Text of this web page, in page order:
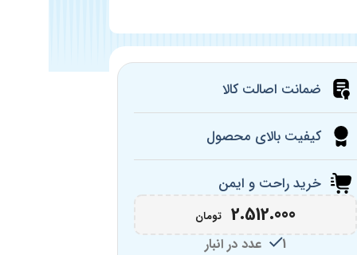
ضمانت اصالت کالا
کیفیت بالای محصول
خرید راحت و ایمن
2.512.000 تومان
1 عدد در انبار